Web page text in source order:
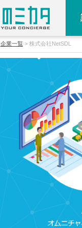
企業一覧 株式会社NetSDL